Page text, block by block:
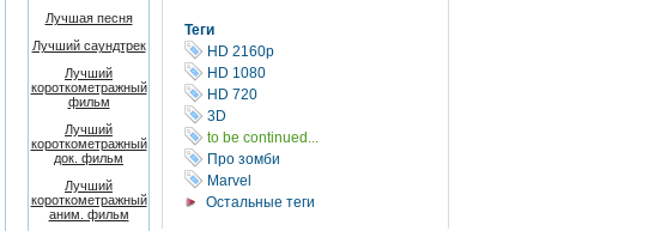
Теги
HD 2160р
HD 1080
HD 720
3D
to be continued...
Про зомби
Marvel
Остальные теги
Лучшая песня
Лучший саундтрек
Лучший
короткометражный
фильм
Лучший
короткометражный
док. фильм
Лучший
короткометражный
аним. фильм